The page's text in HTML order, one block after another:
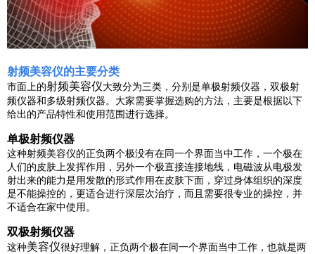
射频美容仪的主要分类
市面上的射频美容仪大致分为三类，分别是单极射频仪器，双极射
频仪器和多级射频仪器。大家需要掌握选购的方法，主要是根据以下
给出的产品特性和使用范围进行选择。
单极射频仪器
这种射频美容仪的正负两个极没有在同一个界面当中工作，一个极在
人们的皮肤上发挥作用，另外一个极直接连接地线，电磁波从电极发
射出来的能力是用发散的形式作用在皮肤下面，穿过身体组织的深度
是不能操控的，更适合进行深层次治疗，而且需要很专业的操控，并
不适合在家中使用。
双极射频仪器
这种美容仪很好理解，正负两个极在同一个界面当中工作，也就是两